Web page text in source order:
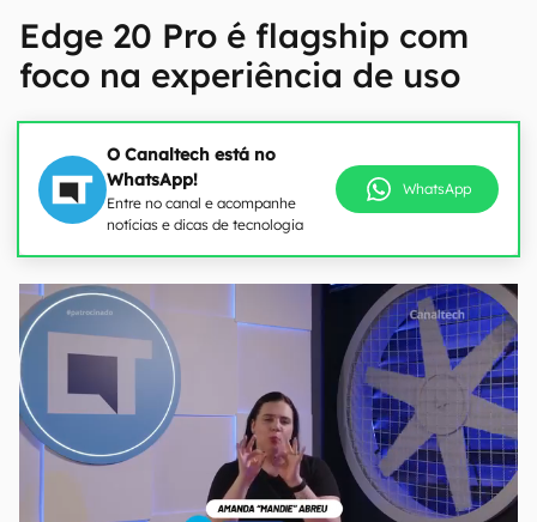
Edge 20 Pro é flagship com
foco na experiência de uso
O Canaltech está no
WhatsApp!
Entre no canal e acompanhe
notícias e dicas de tecnologia
WhatsApp